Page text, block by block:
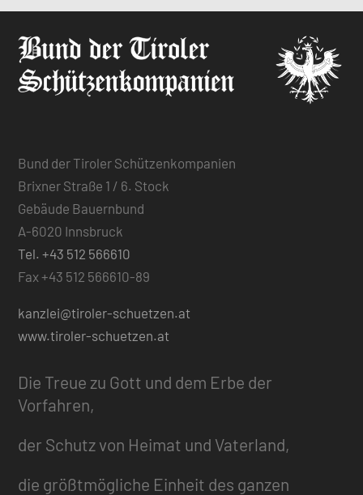
Bund der Tiroler Schützenkompanien
Brixner Straße 1 / 6. Stock
Gebäude Bauernbund
A-6020 Innsbruck
Tel. +43 512 566610
Fax +43 512 566610-89
kanzlei@tiroler-schuetzen.at
www.tiroler-schuetzen.at
Die Treue zu Gott und dem Erbe der
Vorfahren,
der Schutz von Heimat und Vaterland,
die größtmögliche Einheit des ganzen